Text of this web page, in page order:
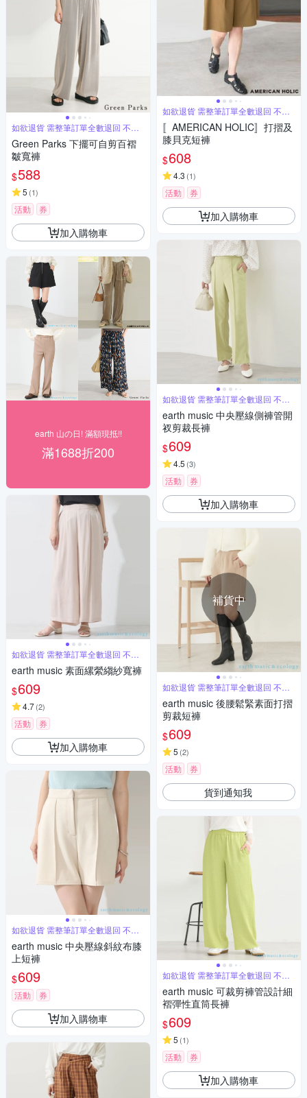
如欲退貨 需整筆訂單全數退回 不能
單退
Green Parks 下擺可自剪百褶
皺寬褲
$588
5 (1)
活動 券
加入購物車
earth 山の日! 滿額現抵!!
滿1688折200
如欲退貨 需整筆訂單全數退回 不能
單退
earth music 素面縲縈縐紗寬褲
$609
4.7(2)
活動 券
加入購物車
如欲退貨 需整筆訂單全數退回 不能
單退
earth music 中央壓線斜紋布膝
上短褲
$609
活動 券
加入購物車
如欲退貨 需整筆訂單全數退回 不能
單退
〚AMERICAN HOLIC〛打摺及
膝貝克短褲
$608
4.3 (1)
活動 券
加入購物車
如欲退貨 需整筆訂單全數退回 不能
單退
earth music 中央壓線側褲管開
衩剪裁長褲
$609
4.5 (3)
活動 券
加入購物車
補貨中
如欲退貨 需整筆訂單全數退回 不能
單退
earth music 後腰鬆緊素面打摺
剪裁短褲
$609
5 (2)
活動 券
貨到通知我
如欲退貨 需整筆訂單全數退回 不能
單退
earth music 可裁剪褲管設計細
褶彈性直筒長褲
$609
5 (1)
活動 券
加入購物車